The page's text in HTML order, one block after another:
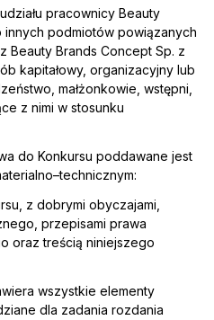
pracownicy Beauty
innych podmiotów powiązanych
Brands Concept Sp. z
kapitałowy, organizacyjny lub
małżonkowie, wstępni,
z nimi w stosunku
do Konkursu poddawane jest
z dobrymi obyczajami,
przepisami prawa
oraz treścią niniejszego
wszystkie elementy
dla zadania rozdania